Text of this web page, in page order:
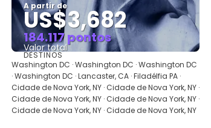
A partir de
US$3,682
184.117 pontos
Valor total
Saiba mais
DESTINOS
Washington DC · Washington DC · Washington DC
· Washington DC · Lancaster, CA · Filadélfia PA ·
Cidade de Nova York, NY · Cidade de Nova York, NY ·
Cidade de Nova York, NY · Cidade de Nova York, NY ·
Cidade de Nova York, NY · Cidade de Nova York, NY